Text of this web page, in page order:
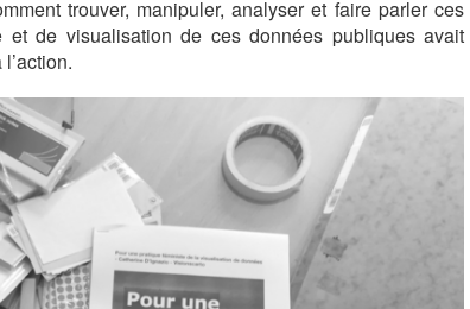
trouver, manipuler, analyser et faire parler ces
et de visualisation de ces données publiques avait